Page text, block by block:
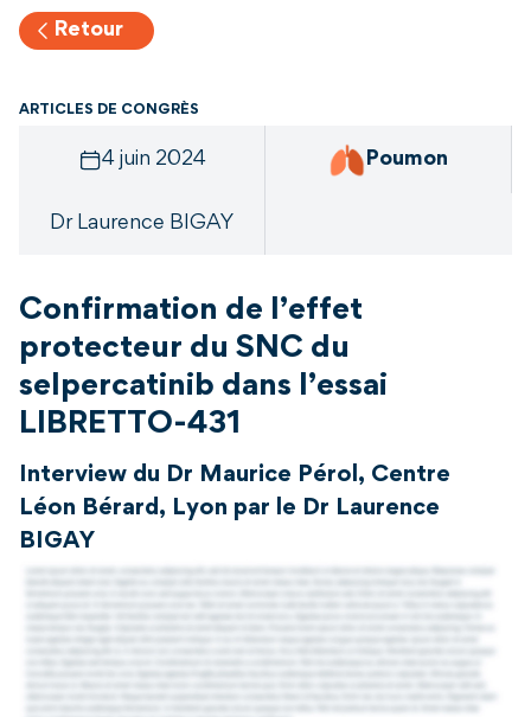
Retour
ARTICLES DE CONGRÈS
4 juin 2024 Poumon
Dr Laurence BIGAY
Confirmation de l’effet
protecteur du SNC du
selpercatinib dans l’essai
LIBRETTO-431
Interview du Dr Maurice Pérol, Centre
Léon Bérard, Lyon par le Dr Laurence
BIGAY